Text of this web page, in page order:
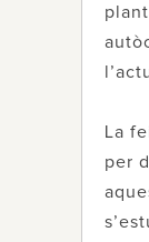
La
per